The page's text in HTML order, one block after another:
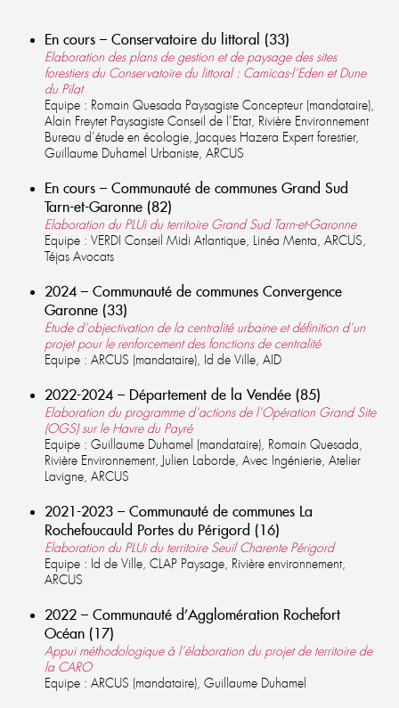
En cours – Conservatoire du littoral (33)
Elaboration des plans de gestion et de paysage des sites
forestiers du Conservatoire du littoral : Camicas-l’Eden et Dune
du Pilat
Equipe : Romain Quesada Paysagiste Concepteur (mandataire),
Alain Freytet Paysagiste Conseil de l’Etat, Rivière Environnement
Bureau d’étude en écologie, Jacques Hazera Expert forestier,
Guillaume Duhamel Urbaniste, ARCUS
En cours – Communauté de communes Grand Sud
Tarn-et-Garonne (82)
Elaboration du PLUi du territoire Grand Sud Tarn-et-Garonne
Equipe : VERDI Conseil Midi Atlantique, Linéa Menta, ARCUS,
Téjas Avocats
2024 – Communauté de communes Convergence
Garonne (33)
Etude d’objectivation de la centralité urbaine et définition d’un
projet pour le renforcement des fonctions de centralité
Equipe : ARCUS (mandataire), Id de Ville, AID
2022-2024 – Département de la Vendée (85)
Elaboration du programme d’actions de l’Opération Grand Site
(OGS) sur le Havre du Payré
Equipe : Guillaume Duhamel (mandataire), Romain Quesada,
Rivière Environnement, Julien Laborde, Avec Ingénierie, Atelier
Lavigne, ARCUS
2021-2023 – Communauté de communes La
Rochefoucauld Portes du Périgord (16)
Elaboration du PLUi du territoire Seuil Charente Périgord
Equipe : Id de Ville, CLAP Paysage, Rivière environnement,
ARCUS
2022 – Communauté d’Agglomération Rochefort
Océan (17)
Appui méthodologique à l’élaboration du projet de territoire de
la CARO
Equipe : ARCUS (mandataire), Guillaume Duhamel